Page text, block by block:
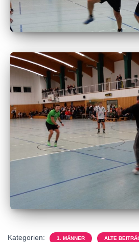
Kategorien: 1. MÄNNER ALTE